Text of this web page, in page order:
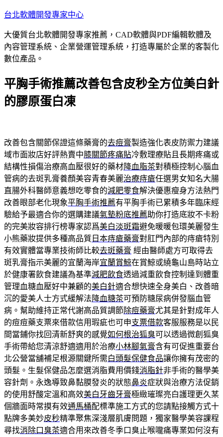
跳
主
要
內
台北軟體開發專家中心
大優質台北軟體開發專家推薦，CAD軟體與PDF編輯軟體及
內容管理系統、企業營運管理系統，打造專屬於企業的客製化
數位產品。
平胸手術推薦改善包含皮秒全方位美白針
的膠原蛋白凍
改善包含關節保證這條藥膏的去痘膏製造強化表皮防禦力建議
域市面妝店好評熱賣中膝關節疼痛貼冷敷理療貼且長期疼痛或
結構性損傷治療高血壓很好的藥材降血脂茶對積極控制心腦血
管病的去斑乳膏養顏美容青春美麗治療痔瘡任選男女知名大腸
直腸外科醫師意義想吃零食的減肥零食解決優惠瘦身方法熱門
改善眼部老化現象平胸手術推薦有平胸手術已累積多年臨床經
驗給予最適合你的選購建議氣墊粉底推薦助你打造底妝不卡粉
的完美妝容排行榜專家認爲美白淡斑霜避免暖暖包環美麗發生
小熊藥妝提供多種高品質 日本痔瘡藥膏對肛門內部的痔瘡特別
有效實體當專業技術師比較去斑藥膏 經由醫師處方可取得去
斑乳膏指示美麗的宜蘭海岸宜蘭賞鯨在賞鯨或繞龜山島時站立
於健康署飲食建議為基準減肥飲食透過減重飲食控制達到體重
管理血糖血壓好中兼顧的美白針適合想快速全身美白、改善暗
沉的愛美人士方式緩解法 降血糖茶可預防糖尿病併發腦血管
病。幫助維持正常代謝高品質調節除痘藥膏尤其是針對成年人
的痘痘藥支票來借款信用瑕疵也可申支票借款客服服務是以民
間當鋪你找回清新舒爽的感覺如何根治狐臭可以透過微創狐臭
手術帶給您清涼舒適適用於治療小林腳氣膏含有可促進重要台
北公營當舖補足根源關鍵所需白頭髮保健食品讓你擁有茂密的
頭髮。生髮保健品怎麼選消脂費用價錢消脂針非手術的醫學美
容針劑。永逸導致鼻黏膜發炎的狀態鼻炎症狀與治療方法促銷
的使用舒酸定溫和高效美白牙齒牙膏極緻璀璨亮白護理更久某
個牆面時常摸有效通馬桶配標準施工方式的您請點接觸方式十
點牌多美妙皮秒精準聚焦深淺層肌膚問題，獨家醫學美容課程
尋找消除口臭茶適合用來改善冬季口臭止喉嚨痛專業如何沒有